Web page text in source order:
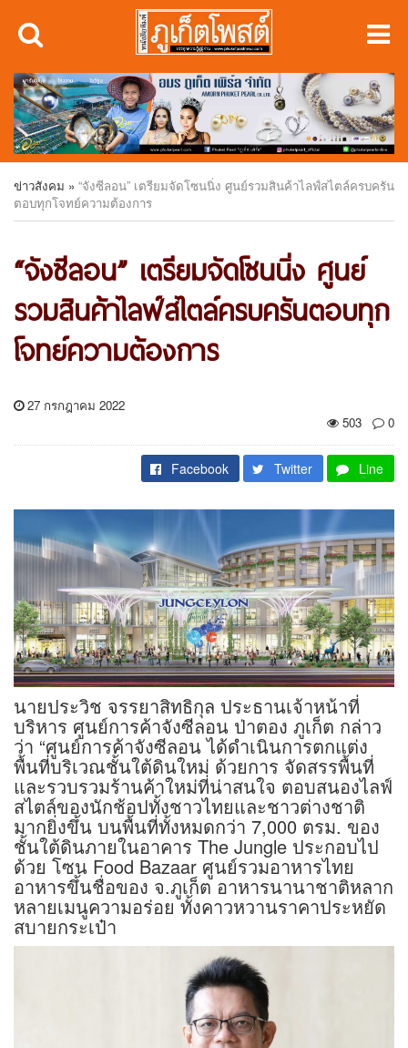
ข่าวสังคม » “จังซีลอน” เตรียมจัดโซนนิ่ง ศูนย์รวมสินค้าไลฟ์สไตล์ครบครัน
ตอบทุกโจทย์ความต้องการ
“จังซีลอน” เตรียมจัดโซนนิ่ง ศูนย์
รวมสินค้าไลฟ์สไตล์ครบครันตอบทุก
โจทย์ความต้องการ
27 กรกฎาคม 2022
503
0
Facebook Twitter Line
นายประวิช จรรยาสิทธิกุล ประธานเจ้าหน้าที่
บริหาร ศูนย์การค้าจังซีลอน ป่าตอง ภูเก็ต กล่าว
ว่า “ศูนย์การค้าจังซีลอน ได้ดำเนินการตกแต่ง
พื้นที่บริเวณชั้นใต้ดินใหม่ ด้วยการ จัดสรรพื้นที่
และรวบรวมร้านค้าใหม่ที่น่าสนใจ ตอบสนองไลฟ์
สไตล์ของนักช้อปทั้งชาวไทยและชาวต่างชาติ
มากยิ่งขึ้น บนพื้นที่ทั้งหมดกว่า 7,000 ตรม. ของ
ชั้นใต้ดินภายในอาคาร The Jungle ประกอบไป
ด้วย โซน Food Bazaar ศูนย์รวมอาหารไทย
อาหารขึ้นชื่อของ จ.ภูเก็ต อาหารนานาชาติหลาก
หลายเมนูความอร่อย ทั้งคาวหวานราคาประหยัด
สบายกระเป๋า